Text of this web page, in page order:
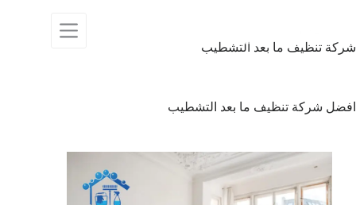
شركة تنظيف ما بعد التشطيب
افضل شركة تنظيف ما بعد التشطيب